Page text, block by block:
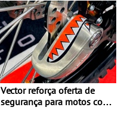
verão
Vector reforça oferta de
segurança para motos com